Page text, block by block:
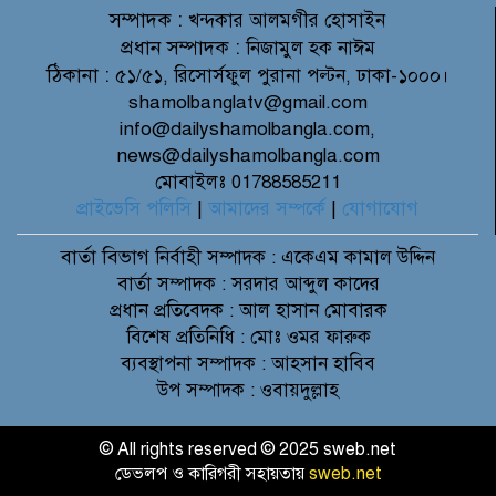
সম্পাদক : খন্দকার আলমগীর হোসাইন
প্রধান সম্পাদক : নিজামুল হক নাঈম
ঠিকানা : ৫১/৫১, রিসোর্সফুল পুরানা পল্টন, ঢাকা-১০০০।
shamolbanglatv@gmail.com
info@dailyshamolbangla.com,
news@dailyshamolbangla.com
মোবাইলঃ 01788585211
প্রাইভেসি পলিসি | আমাদের সম্পর্কে | যোগাযোগ
বার্তা বিভাগনির্বাহী সম্পাদক : একেএম কামাল উদ্দিন
বার্তা সম্পাদক : সরদার আব্দুল কাদের
প্রধান প্রতিবেদক : আল হাসান মোবারক
বিশেষ প্রতিনিধি : মোঃ ওমর ফারুক
ব্যবস্থাপনা সম্পাদক : আহসান হাবিব
উপ সম্পাদক : ওবায়দুল্লাহ
© All rights reserved © 2025 sweb.net
ডেভলপ ও কারিগরী সহায়তায়sweb.net